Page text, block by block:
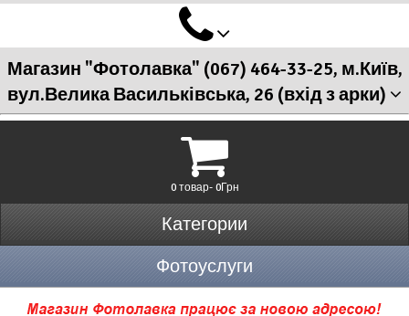
Магазин "Фотолавка" (067) 464-33-25, м.Київ,
вул.Велика Васильківська, 26 (вхід з арки)
0 товар- 0Грн
Категории
Фотоуслуги